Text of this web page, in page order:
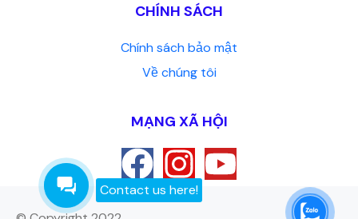
CHÍNH SÁCH
Chính sách bảo mật
Về chúng tôi
MẠNG XÃ HỘI
Contact us here!